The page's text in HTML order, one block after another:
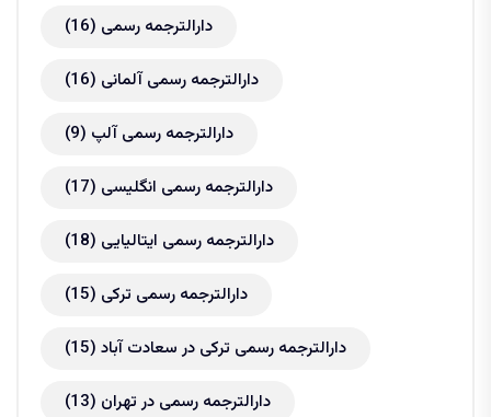
دارالترجمه رسمی (16)
دارالترجمه رسمی آلمانی (16)
دارالترجمه رسمی آلپ (9)
دارالترجمه رسمی انگلیسی (17)
دارالترجمه رسمی ایتالیایی (18)
دارالترجمه رسمی ترکی (15)
دارالترجمه رسمی ترکی در سعادت آباد (15)
دارالترجمه رسمی در تهران (13)